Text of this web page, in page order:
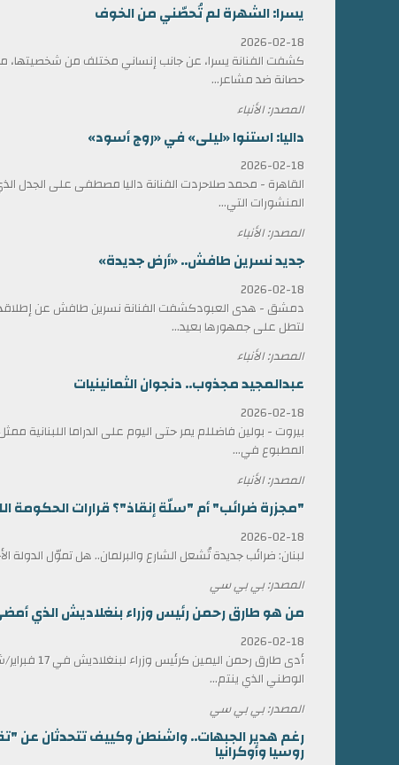
يسرا: الشهرة لم تُحصّني من الخوف
2026-02-18
كشفت الفنانة يسرا، عن جانب إنساني مختلف من شخصيتها،
حصانة ضد مشاعر...
المصدر: الأنباء
داليا: استنوا «ليلى» في «روج أسود»
2026-02-18
القاهرة - محمد صلاحردت الفنانة داليا مصطفى على الجدل
المنشورات التي...
المصدر: الأنباء
جديد نسرين طافش.. «أرض جديدة»
2026-02-18
دمشق - هدى العبودكشفت الفنانة نسرين طافش عن
لتطل على جمهورها بعيد...
المصدر: الأنباء
عبدالمجيد مجذوب.. دنجوان الثمانينيات
2026-02-18
بيروت - بولين فاضللم يمر حتى اليوم على الدراما
المطبوع في...
المصدر: الأنباء
"مجزرة ضرائب" أم "سلّة إنقاذ"؟ قرارات الحكومة
2026-02-18
لبنان: ضرائب جديدة تُشعل الشارع والبرلمان.. هل تموّل الدولة
المصدر: بي بي سي
من هو طارق رحمن رئيس وزراء بنغلاديش الذي أمضى 17 عاماً في
2026-02-18
أدى طارق رحمن
الوطني الذي ينتم...
المصدر: بي بي سي
رغم هدير الجبهات.. واشنطن وكييف تتحدثان عن
روسيا وأوكرانيا